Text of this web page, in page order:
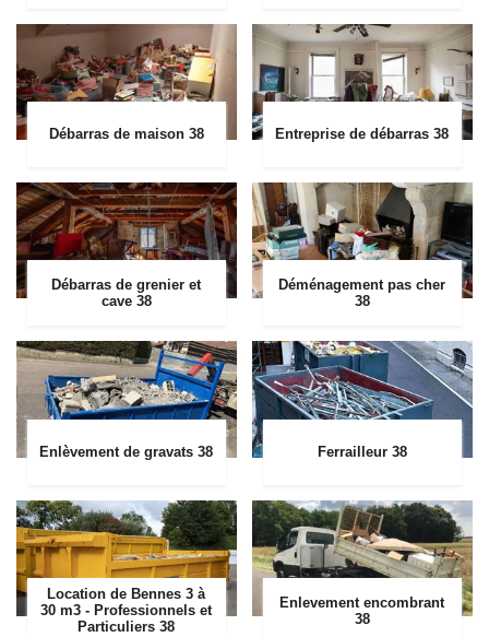
Débarras de maison 38 Entreprise de débarras 38
Débarras de grenier et
cave 38
Déménagement pas cher
38
Enlèvement de gravats 38 Ferrailleur 38
Location de Bennes 3 à
30 m3 - Professionnels et
Particuliers 38
Enlevement encombrant
38